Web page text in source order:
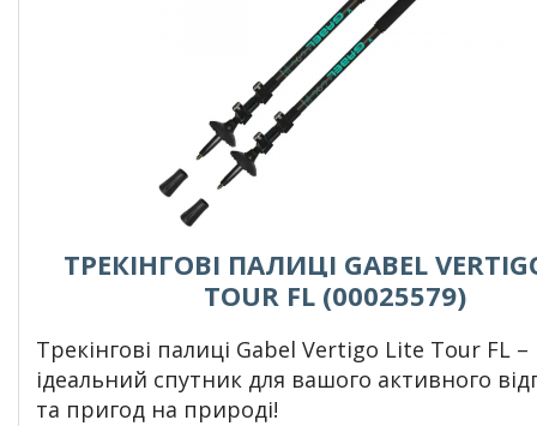
ТРЕКІНГОВІ ПАЛИЦІ GABEL
TOUR FL (00025579)
Трекінгові палиці Gabel Vertigo Lite Tour FL –
ідеальний спутник для вашого активного
та пригод на природі!